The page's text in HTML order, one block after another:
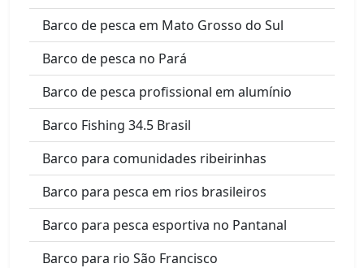
Barco de pesca em Mato Grosso do Sul
Barco de pesca no Pará
Barco de pesca profissional em alumínio
Barco Fishing 34.5 Brasil
Barco para comunidades ribeirinhas
Barco para pesca em rios brasileiros
Barco para pesca esportiva no Pantanal
Barco para rio São Francisco